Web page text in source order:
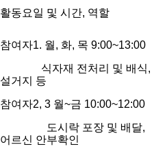
활동요일 및 시간, 역할
참여자1. 월, 화, 목 9:00~13:00
식자재 전처리 및 배식,
설거지 등
참여자2, 3 월~금 10:00~12:00
도시락 포장 및 배달,
어르신 안부확인